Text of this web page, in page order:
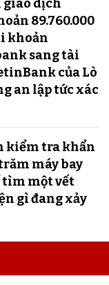
giao dịch
89.760.000
khoản
sang tài
của Lò
an lập tức xác
kiểm tra khẩn
máy bay
tìm một vết
gì đang xảy